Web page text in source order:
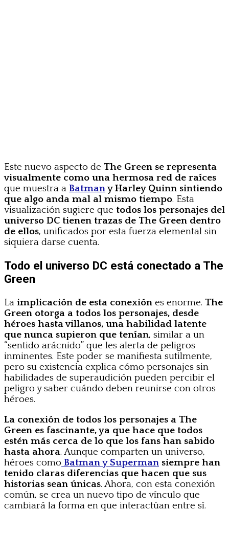
Este nuevo aspecto de The Green se representa
visualmente como una hermosa red de raíces
que muestra a Batmany Harley Quinn sintiendo
que algo anda mal al mismo tiempo. Esta
visualización sugiere que todos los personajes del
universo DC tienen trazas de The Green dentro
de ellos, unificados por esta fuerza elemental sin
siquiera darse cuenta.
Todo el universo DC está conectado a The
Green
La implicación de esta conexión es enorme. The
Green otorga a todos los personajes, desde
héroes hasta villanos, una habilidad latente
que nunca supieron que tenían, similar a un
“sentido arácnido” que les alerta de peligros
inminentes. Este poder se manifiesta sutilmente,
pero su existencia explica cómo personajes sin
habilidades de superaudición pueden percibir el
peligro y saber cuándo deben reunirse con otros
héroes.
La conexión de todos los personajes a The
Green es fascinante, ya que hace que todos
estén más cerca de lo que los fans han sabido
hasta ahora. Aunque comparten un universo,
héroes como Batman y Superman siempre han
tenido claras diferencias que hacen que sus
historias sean únicas. Ahora, con esta conexión
común, se crea un nuevo tipo de vínculo que
cambiará la forma en que interactúan entre sí.